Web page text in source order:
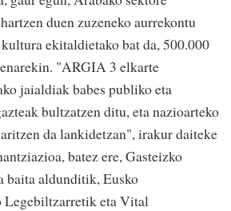
duen zuzeneko aurrekontu
ekitaldietako bat da, 500.000
"ARGIA 3 elkarte
jaialdiak babes publiko eta
bultzatzen ditu, eta nazioarteko
da lankidetzan", irakur daiteke
batez ere, Gasteizko
baita aldunditik, Eusko
Legebiltzarretik eta Vital